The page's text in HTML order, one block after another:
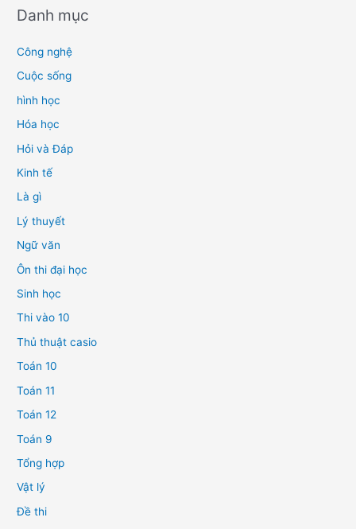
Danh mục
Công nghệ
Cuộc sống
hình học
Hóa học
Hỏi và Đáp
Kinh tế
Là gì
Lý thuyết
Ngữ văn
Ôn thi đại học
Sinh học
Thi vào 10
Thủ thuật casio
Toán 10
Toán 11
Toán 12
Toán 9
Tổng hợp
Vật lý
Đề thi